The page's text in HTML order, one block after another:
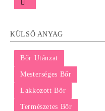
KÜLSŐ ANYAG
Bőr Utánzat
Mesterséges Bőr
Lakkozott Bőr
Természetes Bőr